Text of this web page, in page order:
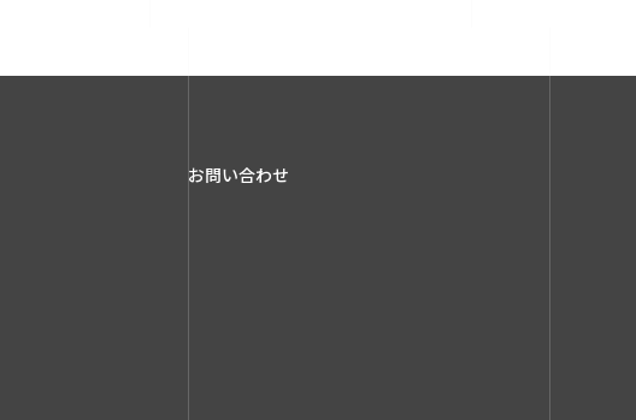
お問い合わせ